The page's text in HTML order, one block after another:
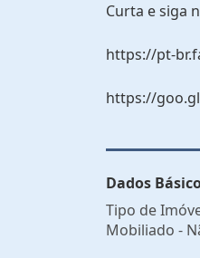
Curta e siga
https://pt-
https://
Dados
Tipo de
Mobiliado -